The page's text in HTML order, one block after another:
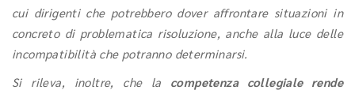
cui dirigenti che potrebbero dover affrontare situazioni in
concreto di problematica risoluzione, anche alla luce delle
incompatibilità che potranno determinarsi.
Si rileva, inoltre, che la competenza collegiale rende